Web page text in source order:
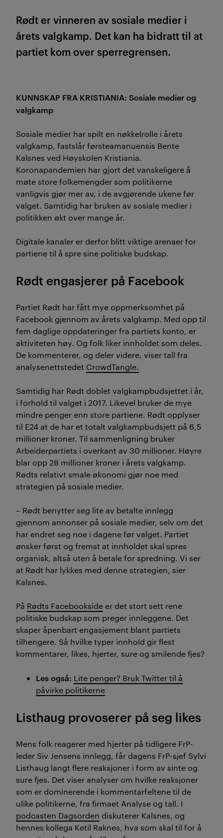
Rødt er vinneren av sosiale medier i
årets valgkamp. Det kan ha bidratt til at
partiet kom over sperregrensen.
KUNNSKAP FRA KRISTIANIA: Sosiale medier og
valgkamp
Sosiale medier har spilt en nøkkelrolle i årets
valgkamp, fastslår førsteamanuensis Bente
Kalsnes ved Høyskolen Kristiania.
Koronapandemien har gjort det vanskeligere å
møte store folkemengder som politikerne
vanligvis gjør mer av, i de avgjørende ukene før
valget. Samtidig har bruken av sosiale medier i
politikken økt over mange år.
Digitale kanaler er derfor blitt viktige arenaer for
partiene til å spre sine politiske budskap.
Rødt engasjerer på Facebook
Partiet Rødt har fått mye oppmerksomhet på
Facebook gjennom av årets valgkamp. Med opp til
fem daglige oppdateringer fra partiets konto, er
aktiviteten høy. Og folk liker innholdet som deles.
De kommenterer, og deler videre, viser tall fra
analysenettstedet CrowdTangle.
Samtidig har Rødt doblet valgkampbudsjettet i år,
i forhold til valget i 2017. Likevel bruker de mye
mindre penger enn store partiene. Rødt opplyser
til E24 at de har et totalt valgkampbudsjett på 6,5
millioner kroner. Til sammenligning bruker
Arbeiderpartiets i overkant av 30 millioner. Høyre
blar opp 28 millioner kroner i årets valgkamp.
Rødts relativt smale økonomi gjør noe med
strategien på sosiale medier.
– Rødt benytter seg lite av betalte innlegg
gjennom annonser på sosiale medier, selv om det
har endret seg noe i dagene før valget. Partiet
ønsker først og fremst at innholdet skal spres
organisk, altså uten å betale for spredning. Vi ser
at Rødt har lykkes med denne strategien, sier
Kalsnes.
På Rødts Facebookside er det stort sett rene
politiske budskap som preger innleggene. Det
skaper åpenbart engasjement blant partiets
tilhengere. Så hvilke typer innhold gir flest
kommentarer, likes, hjerter, sure og smilende fjes?
Les også: Lite penger? Bruk Twitter til å
påvirke politikerne
Listhaug provoserer på seg likes
Mens folk reagerer med hjerter på tidligere FrP-
leder Siv Jensens innlegg, får dagens FrP-sjef Sylvi
Listhaug langt flere reaksjoner i form av sinte og
sure fjes. Det viser analyser om hvilke reaksjoner
som er dominerende i kommentarfeltene til de
ulike politikerne, fra firmaet Analyse og tall. I
podcasten Dagsorden diskuterer Kalsnes, og
hennes kollega Ketil Raknes, hva som skal til for å